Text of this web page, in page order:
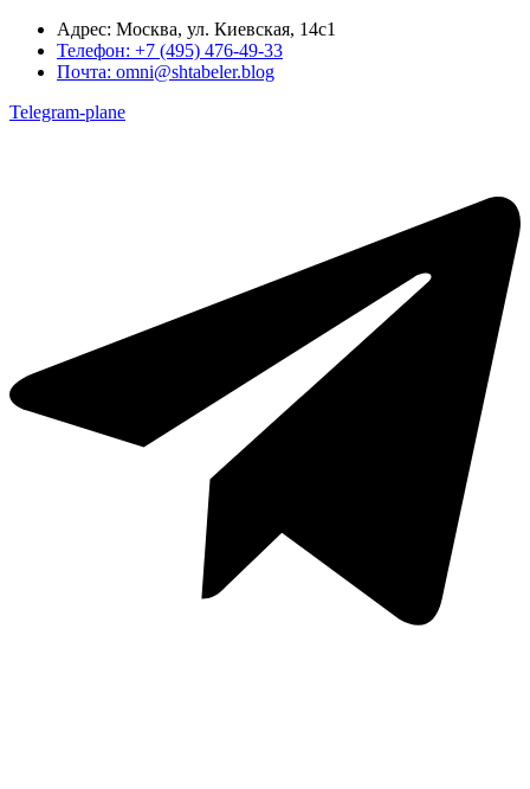
Адрес: Москва, ул. Киевская, 14с1
Телефон: +7 (495) 476-49-33
Почта: omni@shtabeler.blog
Telegram-plane